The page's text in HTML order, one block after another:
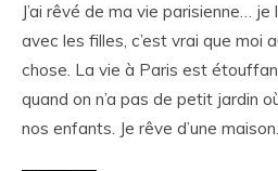
J’ai rêvé de ma vie parisienne… je
avec les filles, c’est vrai que moi
chose. La vie à Paris est
quand on n’a pas de petit jardin
nos enfants. Je rêve d’une